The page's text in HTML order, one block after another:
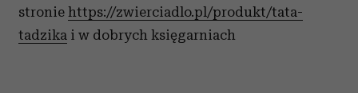
stronie https://zwierciadlo.pl/produkt/tata-
tadzika i w dobrych księgarniach